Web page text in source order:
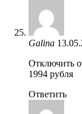
Galina
Отключить
1994 рубля
Ответить